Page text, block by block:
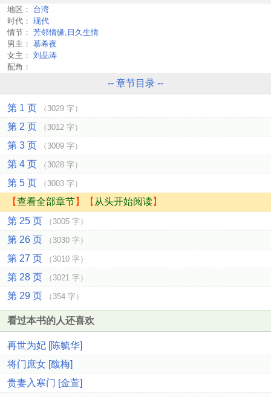
地区：
台湾
时代： 现代
情节： 芳邻情缘,日久生情
男主： 慕希夜
女主： 刘品涛
配角：
-- 章节目录 --
第 1 页 （3029 字）
第 2 页 （3012 字）
第 3 页 （3009 字）
第 4 页 （3028 字）
第 5 页 （3003 字）
【查看全部章节】【 从头开始阅读】
第 25 页
（3005 字）
第 26 页 （3030 字）
第 27 页 （3010 字）
第 28 页 （3021 字）
第 29 页 （354 字）
看过本书的人还喜欢
再世为妃 [陈毓华]
将门庶女 [馥梅]
贵妻入寒门 [金萱]